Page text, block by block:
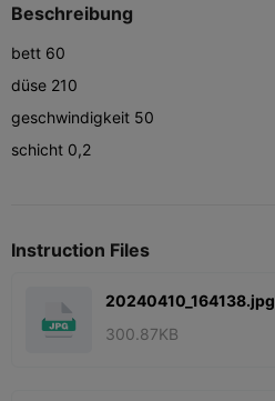
Beschreibung
bett 60
düse 210
geschwindigkeit 50
schicht 0,2
Instruction Files
20240410_164138.jpg
300.87KB